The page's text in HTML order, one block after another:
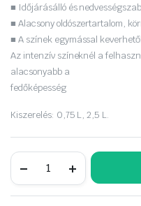
■ Időjárásálló és
■ Alacsony oldószertartalom,
■ A színek egymással
Az intenzív színeknél a
alacsonyabb a
fedőképesség
Kiszerelés: 0,75 L, 2,5 L.
Deckfarbe
L.